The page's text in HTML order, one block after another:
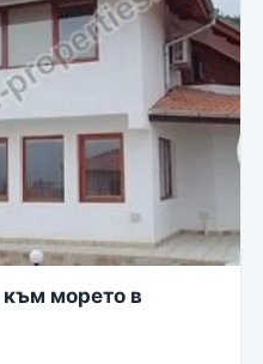
към морето в